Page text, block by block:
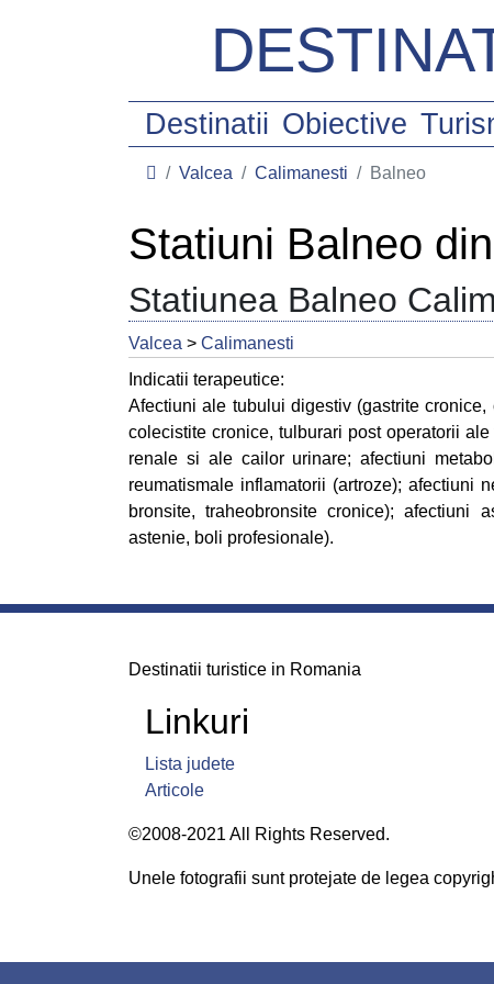
Destinatii Obiective
Valcea Calimanesti Balneo
Statiuni Balneo
Statiunea Balneo
Valcea > Calimanesti
Indicatii terapeutice:
Afectiuni ale tubului digestiv (gastrite
colecistite cronice, tulburari post operatorii
renale si ale cailor urinare; afectiuni
reumatismale inflamatorii (artroze); afectiuni
bronsite, traheobronsite cronice); afectiuni
astenie, boli profesionale).
Destinatii turistice in Romania
Linkuri
Lista judete
Articole
©2008-2021 All Rights Reserved.
Unele fotografii sunt protejate de legea